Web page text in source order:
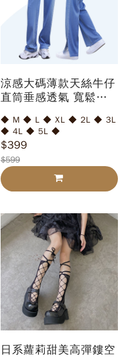
涼感大碼薄款天絲牛仔
直筒垂感透氣 寬鬆緊
叉喇叭褲
◆ M ◆ L ◆ XL ◆ 2L ◆ 3L
◆ 4L ◆ 5L ◆
$399
$599
日系蘿莉甜美高彈鏤空